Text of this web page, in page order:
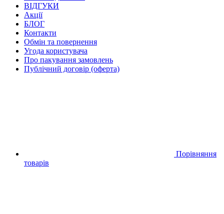
ВІДГУКИ
Акції
БЛОГ
Контакти
Обмін та повернення
Угода користувача
Про пакування замовлень
Публічний договір (оферта)
Порівняння
товарів